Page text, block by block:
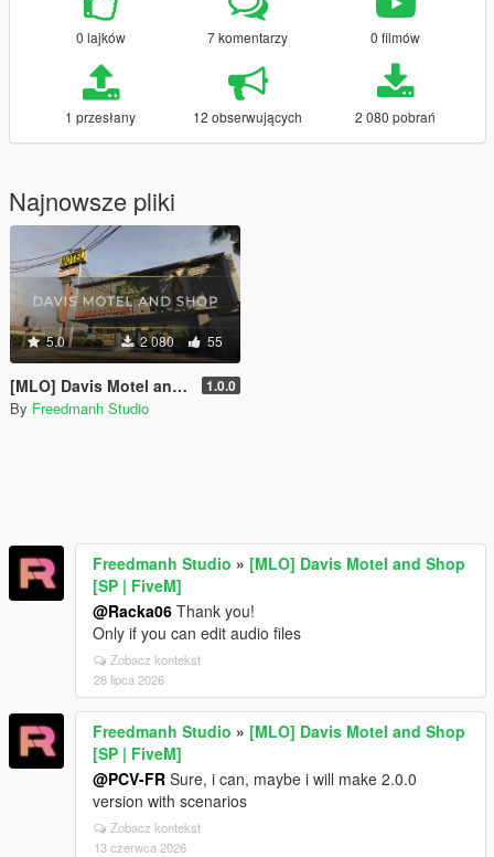
0 lajków 7 komentarzy 0 filmów
1 przesłany 12 obserwujących 2 080 pobrań
Najnowsze pliki
5.0 2 080 55
[MLO] Davis Motel and Shop [SP | FiveM] 1.0.0
By Freedmanh Studio
Freedmanh Studio » [MLO] Davis Motel and Shop
[SP | FiveM]
@Racka06 Thank you!
Only if you can edit audio files
Zobacz kontekst
28 lipca 2026
Freedmanh Studio » [MLO] Davis Motel and Shop
[SP | FiveM]
@PCV-FR Sure, i can, maybe i will make 2.0.0
version with scenarios
Zobacz kontekst
13 czerwca 2026